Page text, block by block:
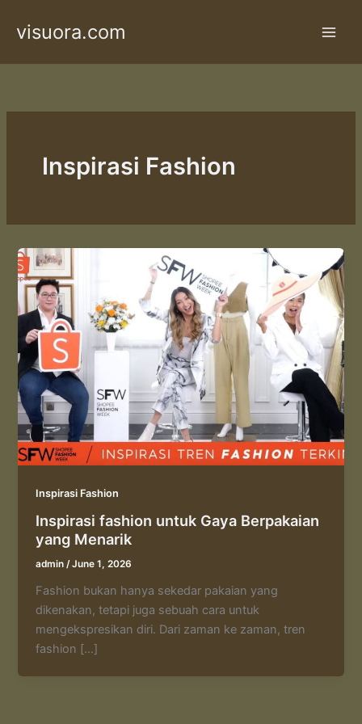
visuora.com
Inspirasi Fashion
Inspirasi Fashion
Inspirasi fashion untuk Gaya Berpakaian
yang Menarik
admin/June 1, 2026
Fashion bukan hanya sekedar pakaian yang
dikenakan, tetapi juga sebuah cara untuk
mengekspresikan diri. Dari zaman ke zaman, tren
fashion […]